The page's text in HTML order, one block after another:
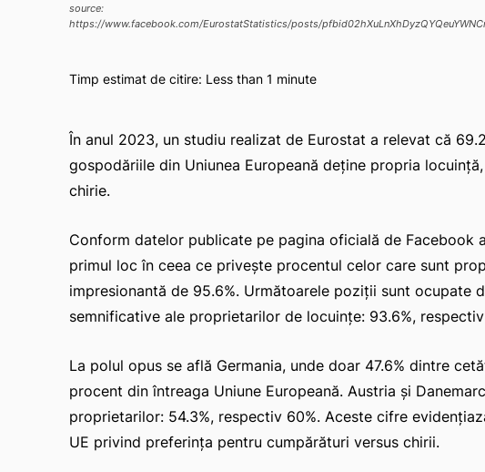
source:
https://www.facebook.com/EurostatStatistics/posts/
Timp estimat de citire: Less than 1 minute
În anul 2023, un studiu realizat de Eurostat a relevat că
gospodăriile din Uniunea Europeană deține propria
chirie.
Conform datelor publicate pe pagina oficială de Facebook
primul loc în ceea ce privește procentul celor care sunt
impresionantă de 95.6%. Următoarele poziții sunt ocupate
semnificative ale proprietarilor de locuințe: 93.6%, respectiv
La polul opus se află Germania, unde doar 47.6% dintre
procent din întreaga Uniune Europeană. Austria și
proprietarilor: 54.3%, respectiv 60%. Aceste cifre
UE privind preferința pentru cumpărături versus chirii.